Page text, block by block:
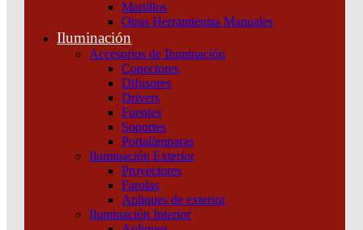
Martillos
Otras Herramientas Manuales
Iluminación
Accesorios de Iluminación
Conectores
Difusores
Drivers
Fuentes
Soportes
Portalámparas
Iluminación Exterior
Proyectores
Farolas
Apliques de exterior
Iluminación Interior